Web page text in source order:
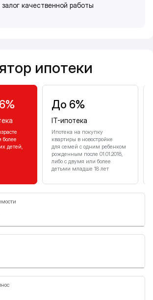
качественной работы
ипотеки
более
детей,
До 6%
IT-ипотека
Ипотека на покупку
квартиры в новостройке
для семей с одним ребенком
рожденным после 01.01.2018,
либо с двумя или более
детьми младше 18 лет